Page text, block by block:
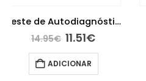
Durex Anel de Prazer
9.95€ 7.46€
LER MAIS